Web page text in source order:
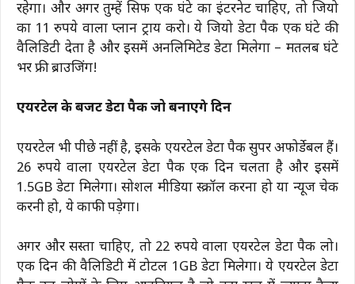
रहेगा। और अगर तुम्हें सिर्फ एक घंटे का इंटरनेट चाहिए, तो जियो
का 11 रुपये वाला प्लान ट्राय करो। ये जियो डेटा पैक एक घंटे की
वैलिडिटी देता है और इसमें अनलिमिटेड डेटा मिलेगा – मतलब घंटे
भर फ्री ब्राउजिंग!
एयरटेल के बजट डेटा पैक जो बनाएंगे दिन
एयरटेल भी पीछे नहीं है, इसके एयरटेल डेटा पैक सुपर अफोर्डेबल हैं।
26 रुपये वाला एयरटेल डेटा पैक एक दिन चलता है और इसमें
1.5GB डेटा मिलेगा। सोशल मीडिया स्क्रॉल करना हो या न्यूज चेक
करनी हो, ये काफी पड़ेगा।
अगर और सस्ता चाहिए, तो 22 रुपये वाला एयरटेल डेटा पैक लो।
एक दिन की वैलिडिटी में टोटल 1GB डेटा मिलेगा। ये एयरटेल डेटा